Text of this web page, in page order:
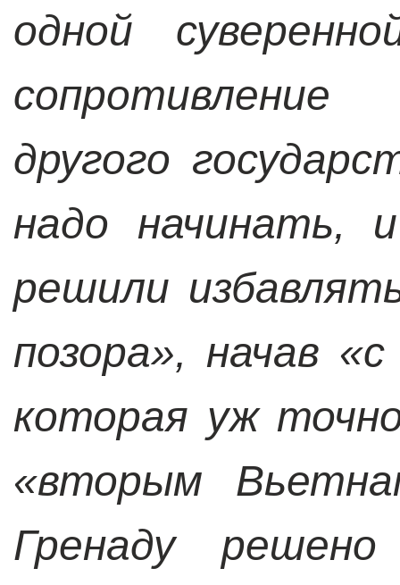
одной
другого
надо начинать,
решили
позора», начав
которая уж
«вторым
Гренаду